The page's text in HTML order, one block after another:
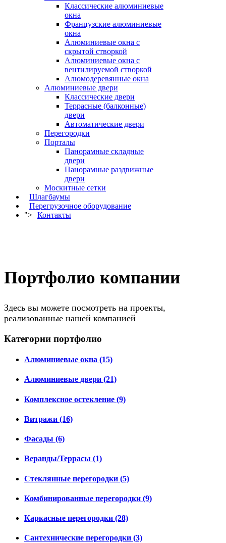
Классические алюминиевые
окна
Французские алюминиевые
окна
Алюминиевые окна с
скрытой створкой
Алюминиевые окна с
вентилируемой створкой
Алюмодеревянные окна
Алюминиевые двери
Классические двери
Террасные (балконные)
двери
Автоматические двери
Перегородки
Порталы
Панорамные складные
двери
Панорамные раздвижные
двери
Москитные сетки
Шлагбаумы
Перегрузочное оборудование
"> Контакты
Портфолио компании
Здесь вы можете посмотреть на проекты,
реализованные нашей компанией
Категории портфолио
Алюминиевые окна (15)
Алюминиевые двери (21)
Комплексное остекление (9)
Витражи (16)
Фасады (6)
Веранды/Террасы (1)
Стеклянные перегородки (5)
Комбинированные перегородки (9)
Каркасные перегородки (28)
Сантехнические перегородки (3)